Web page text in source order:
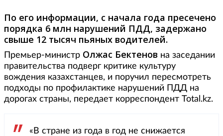
По его информации, с начала года пресечено
порядка 6 млн нарушений ПДД, задержано
свыше 12 тысяч пьяных водителей.
Премьер-министр Олжас Бектенов на заседании
правительства подверг критике культуру
вождения казахстанцев, и поручил пересмотреть
подходы по профилактике нарушений ПДД на
дорогах страны, передает корреспондент Total.kz.
«В стране из года в год не снижается